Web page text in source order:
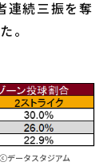
連続三振を奪
。
データスタジアム